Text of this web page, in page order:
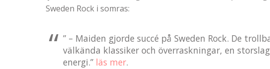
Sweden Rock i somras:
” – Maiden gjorde succé på Sweden Rock. De
välkända klassiker och överraskningar, en
energi.” läs mer.